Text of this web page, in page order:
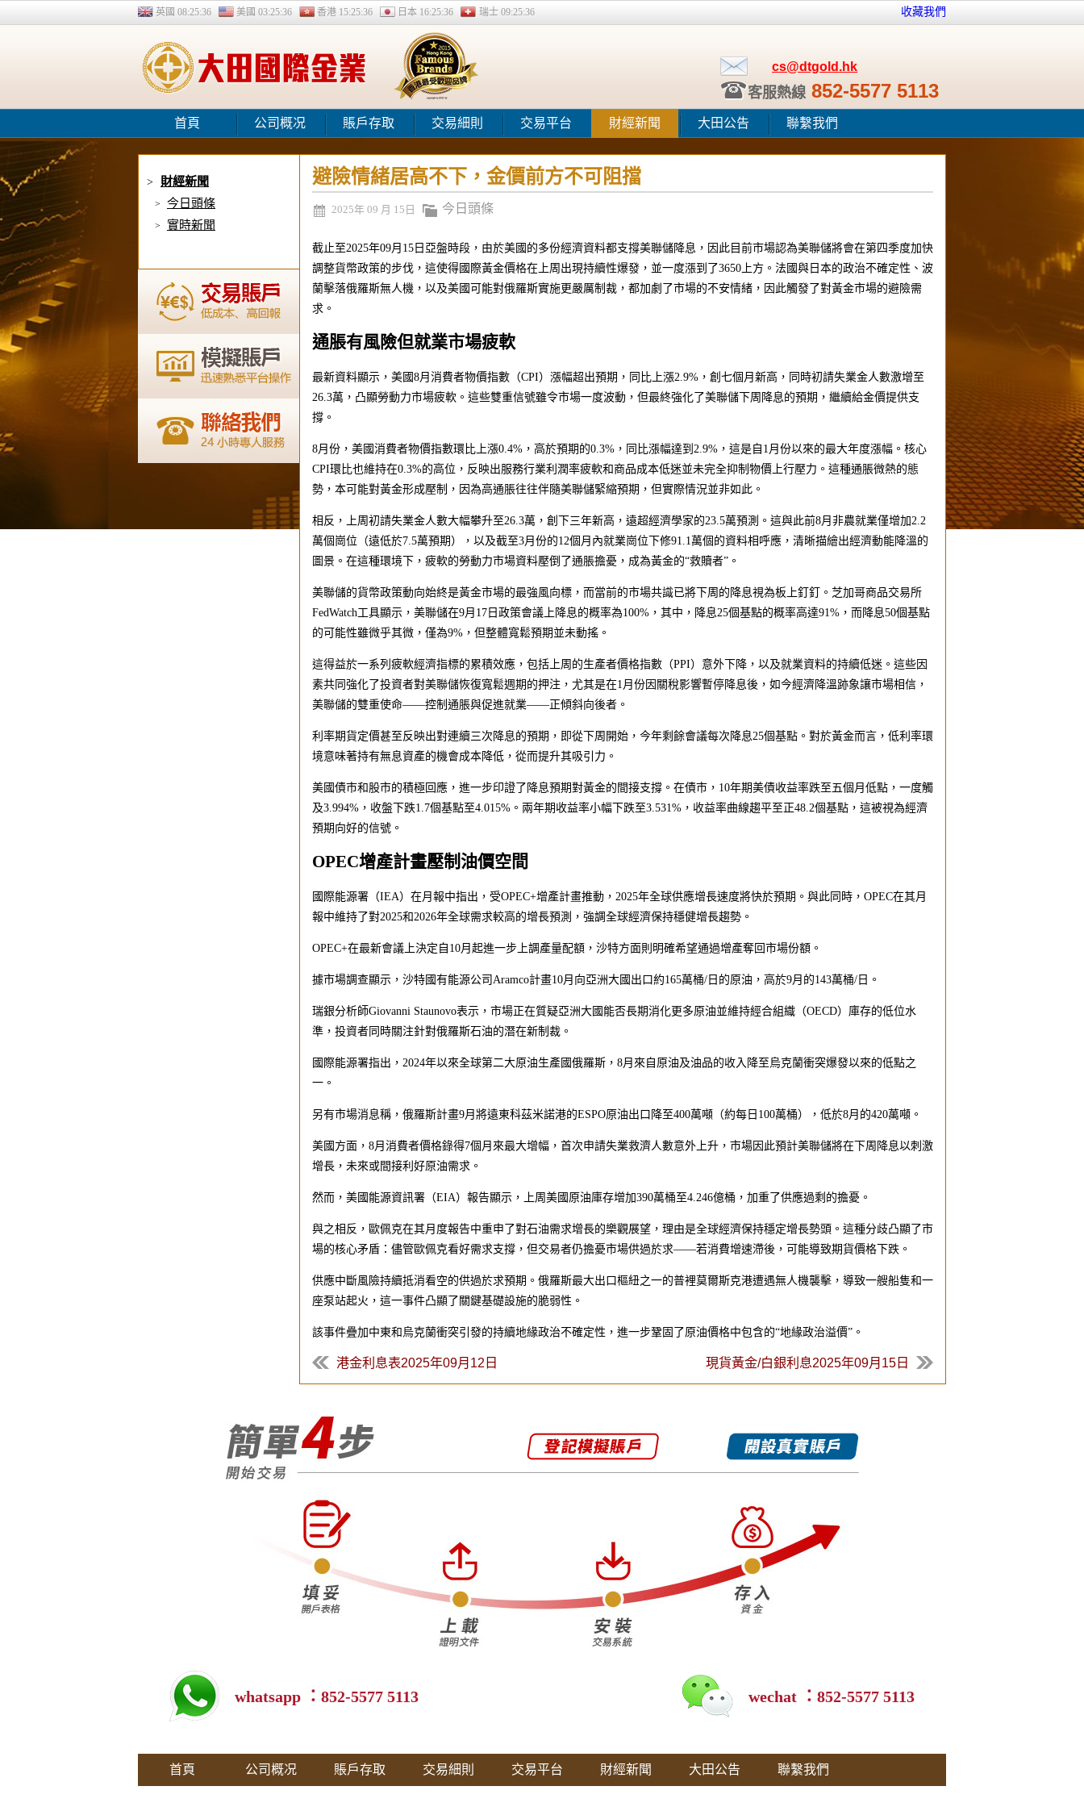
英國 08:25:37 美國 03:25:37 香港 15:25:37 日本 16:25:37 瑞士 09:25:37 收藏我們
cs@dtgold.hk
客服熱線 852-5577 5113
首頁 公司概况 賬戶存取 交易細則 交易平台 財經新聞 大田公告 聯繫我們
> 財經新聞
> 今日頭條
> 實時新聞
避險情緒居高不下，金價前方不可阻擋
2025年 09 月 15日 今日頭條
截止至2025年09月15日亞盤時段，由於美國的多份經濟資料都支撐美聯儲降息，因此目前市場認為美聯儲將會在第四季度加快
調整貨幣政策的步伐，這使得國際黃金價格在上周出現持續性爆發，並一度漲到了3650上方。法國與日本的政治不確定性、波
蘭擊落俄羅斯無人機，以及美國可能對俄羅斯實施更嚴厲制裁，都加劇了市場的不安情緒，因此觸發了對黃金市場的避險需
求。
通脹有風險但就業市場疲軟
最新資料顯示，美國8月消費者物價指數（CPI）漲幅超出預期，同比上漲2.9%，創七個月新高，同時初請失業金人數激增至
26.3萬，凸顯勞動力市場疲軟。這些雙重信號雖令市場一度波動，但最終強化了美聯儲下周降息的預期，繼續給金價提供支
撐。
8月份，美國消費者物價指數環比上漲0.4%，高於預期的0.3%，同比漲幅達到2.9%，這是自1月份以來的最大年度漲幅。核心
CPI環比也維持在0.3%的高位，反映出服務行業利潤率疲軟和商品成本低迷並未完全抑制物價上行壓力。這種通脹微熱的態
勢，本可能對黃金形成壓制，因為高通脹往往伴隨美聯儲緊縮預期，但實際情況並非如此。
相反，上周初請失業金人數大幅攀升至26.3萬，創下三年新高，遠超經濟學家的23.5萬預測。這與此前8月非農就業僅增加2.2
萬個崗位（遠低於7.5萬預期），以及截至3月份的12個月內就業崗位下修91.1萬個的資料相呼應，清晰描繪出經濟動能降溫的
圖景。在這種環境下，疲軟的勞動力市場資料壓倒了通脹擔憂，成為黃金的“救贖者”。
美聯儲的貨幣政策動向始終是黃金市場的最強風向標，而當前的市場共識已將下周的降息視為板上釘釘。芝加哥商品交易所
FedWatch工具顯示，美聯儲在9月17日政策會議上降息的概率為100%，其中，降息25個基點的概率高達91%，而降息50個基點
的可能性雖微乎其微，僅為9%，但整體寬鬆預期並未動搖。
這得益於一系列疲軟經濟指標的累積效應，包括上周的生產者價格指數（PPI）意外下降，以及就業資料的持續低迷。這些因
素共同強化了投資者對美聯儲恢復寬鬆週期的押注，尤其是在1月份因關稅影響暫停降息後，如今經濟降溫跡象讓市場相信，
美聯儲的雙重使命——控制通脹與促進就業——正傾斜向後者。
利率期貨定價甚至反映出對連續三次降息的預期，即從下周開始，今年剩餘會議每次降息25個基點。對於黃金而言，低利率環
境意味著持有無息資產的機會成本降低，從而提升其吸引力。
美國債市和股市的積極回應，進一步印證了降息預期對黃金的間接支撐。在債市，10年期美債收益率跌至五個月低點，一度觸
及3.994%，收盤下跌1.7個基點至4.015%。兩年期收益率小幅下跌至3.531%，收益率曲線趨平至正48.2個基點，這被視為經濟
預期向好的信號。
OPEC增產計畫壓制油價空間
國際能源署（IEA）在月報中指出，受OPEC+增產計畫推動，2025年全球供應增長速度將快於預期。與此同時，OPEC在其月
報中維持了對2025和2026年全球需求較高的增長預測，強調全球經濟保持穩健增長趨勢。
OPEC+在最新會議上決定自10月起進一步上調產量配額，沙特方面則明確希望通過增產奪回市場份額。
據市場調查顯示，沙特國有能源公司Aramco計畫10月向亞洲大國出口約165萬桶/日的原油，高於9月的143萬桶/日。
瑞銀分析師Giovanni Staunovo表示，市場正在質疑亞洲大國能否長期消化更多原油並維持經合組織（OECD）庫存的低位水
準，投資者同時關注針對俄羅斯石油的潛在新制裁。
國際能源署指出，2024年以來全球第二大原油生產國俄羅斯，8月來自原油及油品的收入降至烏克蘭衝突爆發以來的低點之
一。
另有市場消息稱，俄羅斯計畫9月將遠東科茲米諾港的ESPO原油出口降至400萬噸（約每日100萬桶），低於8月的420萬噸。
美國方面，8月消費者價格錄得7個月來最大增幅，首次申請失業救濟人數意外上升，市場因此預計美聯儲將在下周降息以刺激
增長，未來或間接利好原油需求。
然而，美國能源資訊署（EIA）報告顯示，上周美國原油庫存增加390萬桶至4.246億桶，加重了供應過剩的擔憂。
與之相反，歐佩克在其月度報告中重申了對石油需求增長的樂觀展望，理由是全球經濟保持穩定增長勢頭。這種分歧凸顯了市
場的核心矛盾：儘管歐佩克看好需求支撐，但交易者仍擔憂市場供過於求——若消費增速滯後，可能導致期貨價格下跌。
供應中斷風險持續抵消看空的供過於求預期。俄羅斯最大出口樞紐之一的普裡莫爾斯克港遭遇無人機襲擊，導致一艘船隻和一
座泵站起火，這一事件凸顯了關鍵基礎設施的脆弱性。
該事件疊加中東和烏克蘭衝突引發的持續地緣政治不確定性，進一步鞏固了原油價格中包含的“地緣政治溢價”。
港金利息表2025年09月12日 現貨黃金/白銀利息2025年09月15日
whatsapp ：852-5577 5113 wechat ：852-5577 5113
首頁 公司概况 賬戶存取 交易細則 交易平台 財經新聞 大田公告 聯繫我們